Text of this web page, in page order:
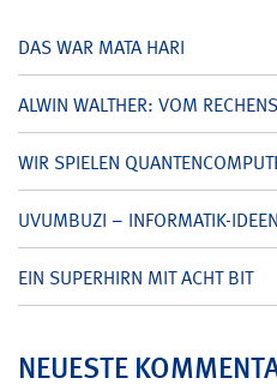
DAS WAR MATA HARI
ALWIN WALTHER: VOM
WIR SPIELEN
UVUMBUZI – INFORMATIK-
EIN SUPERHIRN MIT ACHT BIT
NEUESTE